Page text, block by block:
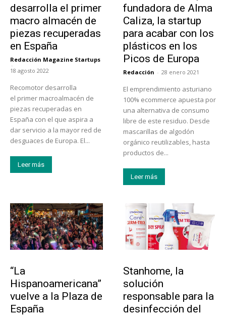
desarrolla el primer
macro almacén de
piezas recuperadas
en España
Redacción Magazine Startups
-
18 agosto 2022
Recomotor desarrolla
el primer macroalmacén de
piezas recuperadas en
España con el que aspira a
dar servicio a la mayor red de
desguaces de Europa. El...
Leer más
fundadora de Alma
Caliza, la startup
para acabar con los
plásticos en los
Picos de Europa
Redacción - 28 enero 2021
El emprendimiento asturiano
100% ecommerce apuesta por
una alternativa de consumo
libre de este residuo. Desde
mascarillas de algodón
orgánico reutilizables, hasta
productos de...
Leer más
“La
Hispanoamericana”
vuelve a la Plaza de
España
Stanhome, la
solución
responsable para la
desinfección del